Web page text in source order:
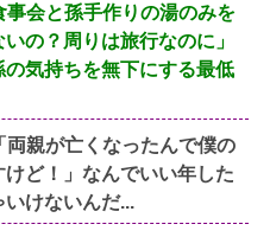
会と孫手作りの湯のみを
の？周りは旅行なのに」
気持ちを無下にする最低
両親が亡くなったんで僕の
ど！」なんでいい年した
いけないんだ...